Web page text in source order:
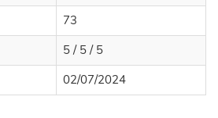
73
5 / 5 / 5
02/07/2024